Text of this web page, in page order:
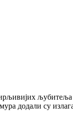
додали су